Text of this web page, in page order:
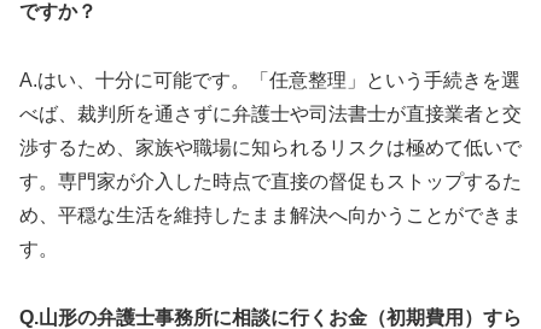
ですか？
A.はい、十分に可能です。「任意整理」という手続きを選
べば、裁判所を通さずに弁護士や司法書士が直接業者と交
渉するため、家族や職場に知られるリスクは極めて低いで
す。専門家が介入した時点で直接の督促もストップするた
め、平穏な生活を維持したまま解決へ向かうことができま
す。
Q.山形の弁護士事務所に相談に行くお金（初期費用）すら